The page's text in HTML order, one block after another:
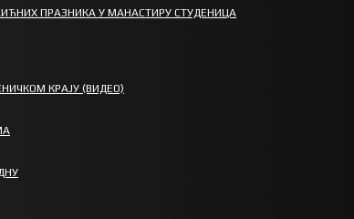
ПРАЗНИКА У МАНАСТИРУ СТУДЕНИЦА
КРАЈУ (ВИДЕО)